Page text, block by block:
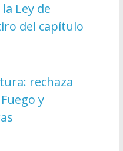
Ley de
del capítulo
rechaza
y